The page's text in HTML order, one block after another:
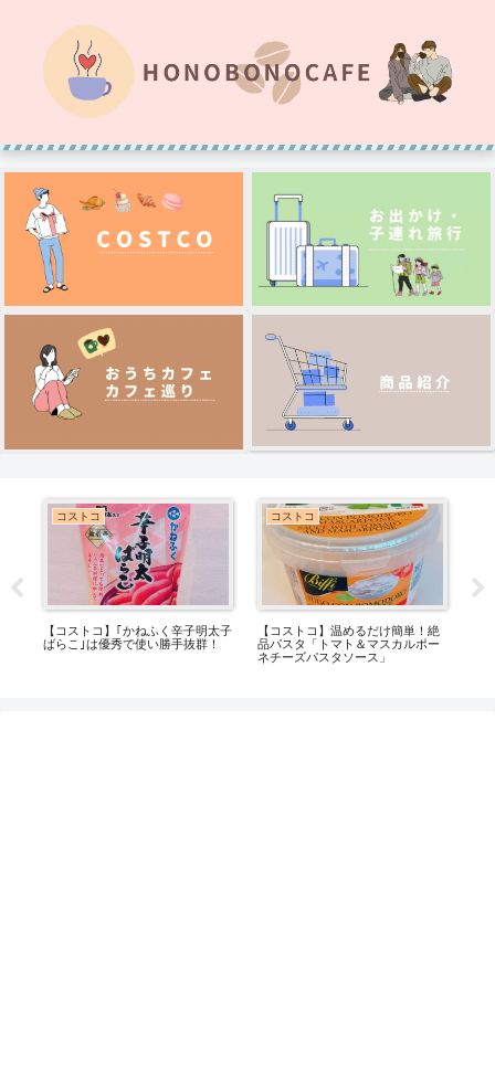
】｢かねふく辛子明太子
優秀で使い勝手抜群！
コストコ
【コストコ】温めるだけ簡単！絶
品パスタ「トマト＆マスカルポー
ネチーズパスタソース」
コストコ
【コストコ】もっち
ない！「もちもちじ